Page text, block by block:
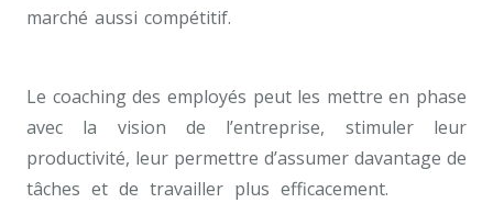
marché aussi compétitif.
Le coaching des employés peut les mettre en phase
avec la vision de l’entreprise, stimuler leur
productivité, leur permettre d’assumer davantage de
tâches et de travailler plus efficacement.